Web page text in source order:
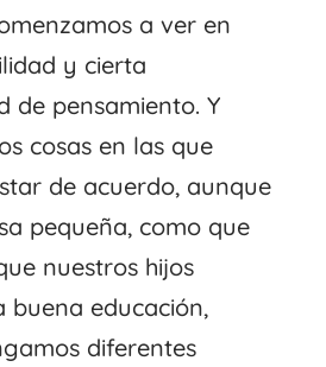
a ver en
y cierta
de pensamiento. Y
cosas en las que
de acuerdo, aunque
pequeña, como que
nuestros hijos
buena educación,
diferentes